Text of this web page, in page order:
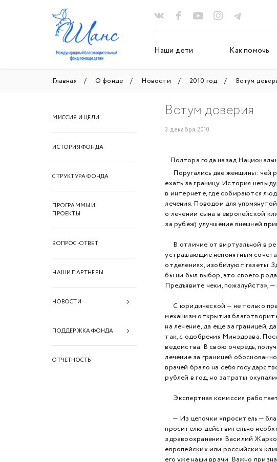
Наши дети Как помочь
Главная О фонде Новости 2010 год Вотум
МИССИЯ И ЦЕЛИ
ИСТОРИЯ ФОНДА
СТРУКТУРА ФОНДА
ПРОГРАММЫ И
ПРОЕКТЫ
ВОПРОС-ОТВЕТ
НАШИ ПАРТНЕРЫ
НОВОСТИ
2025 год
2024 год
ПОДДЕРЖКА ФОНДА
ОТЧЕТНОСТЬ
Вотум доверия
3 декабря 2010
Полтора года назад
Поругались две женщины: чей
ехать за границу. История
в интернете, где собираются
лечения. Поводом для
о лечении сына в европейской
за рубеж) улучшение внешней
В отличие от виртуальной в
устрашающие непонятным
отделениях, изобилуют газеты.
бы ни был выбор, это своего
Предъявите чеки, пожалуйста»,
С юридической — не только
механизм открытия
на лечение, да еще за границей,
так, с одобрения Минздрава.
ведомства. В свою очередь,
лечение за границей
врачей брало на себя
рублей в год, но затраты
Экспертная комиссия
— Из цепочки «проситель —
просителю действительно
здравоохранения Василий
европейских или российских
его уже наши врачи. Важно